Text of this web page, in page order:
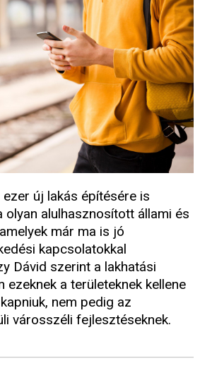
új lakás építésére is
olyan alulhasznosított állami és
már ma is jó
kapcsolatokkal
Dávid szerint a lakhatási
ezeknek a területeknek kellene
nem pedig az
városszéli fejlesztéseknek.